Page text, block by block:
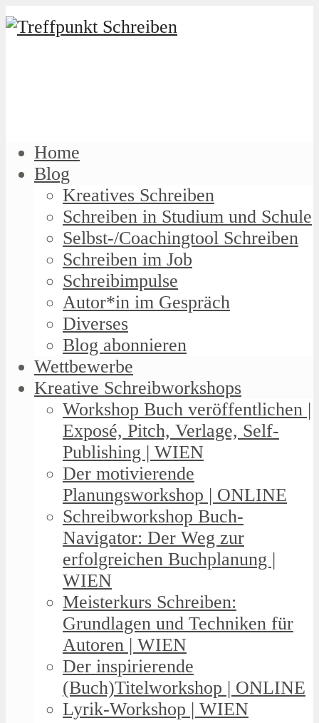
Home
Blog
Kreatives Schreiben
Schreiben in Studium und Schule
Selbst-/Coachingtool Schreiben
Schreiben im Job
Schreibimpulse
Autor*in im Gespräch
Diverses
Blog abonnieren
Wettbewerbe
Kreative Schreibworkshops
Workshop Buch veröffentlichen |
Exposé, Pitch, Verlage, Self-
Publishing | WIEN
Der motivierende
Planungsworkshop | ONLINE
Schreibworkshop Buch-
Navigator: Der Weg zur
erfolgreichen Buchplanung |
WIEN
Meisterkurs Schreiben:
Grundlagen und Techniken für
Autoren | WIEN
Der inspirierende
(Buch)Titelworkshop | ONLINE
Lyrik-Workshop | WIEN